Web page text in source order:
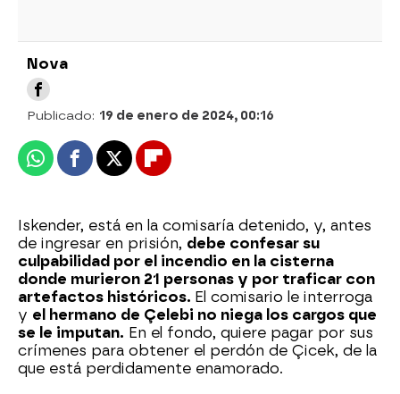
Nova
Publicado: 19 de enero de 2024, 00:16
WhatsappFacebook
X Flipboard
Iskender, está en la comisaría detenido, y, antes
de ingresar en prisión, debe confesar su
culpabilidad por el incendio en la cisterna
donde murieron 21 personas y por traficar con
artefactos históricos. El comisario le interroga
y el hermano de Çelebi no niega los cargos que
se le imputan. En el fondo, quiere pagar por sus
crímenes para obtener el perdón de Çicek, de la
que está perdidamente enamorado.